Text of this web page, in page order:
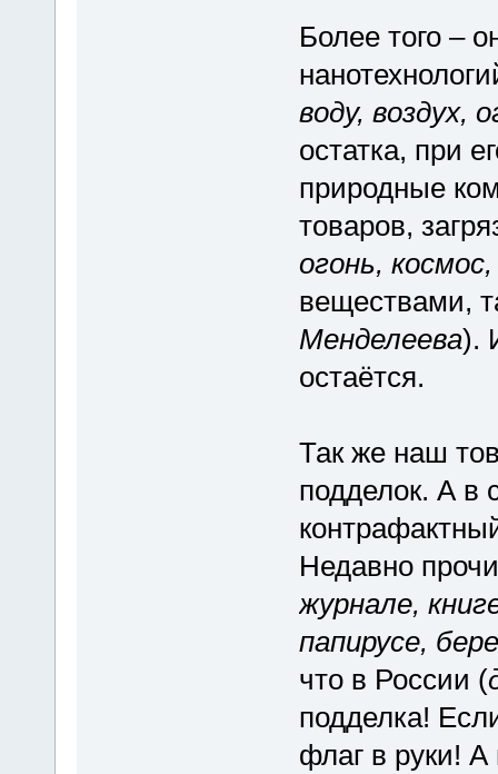
Более того –
воду, воздух,
остатка, при
природные
товаров,
огонь,
веществами,
Менделеева).
остаётся.
Так же наш
подделок. А в
Недавно
журнале,
папирусе,
что в России (
подделка!
флаг в руки!